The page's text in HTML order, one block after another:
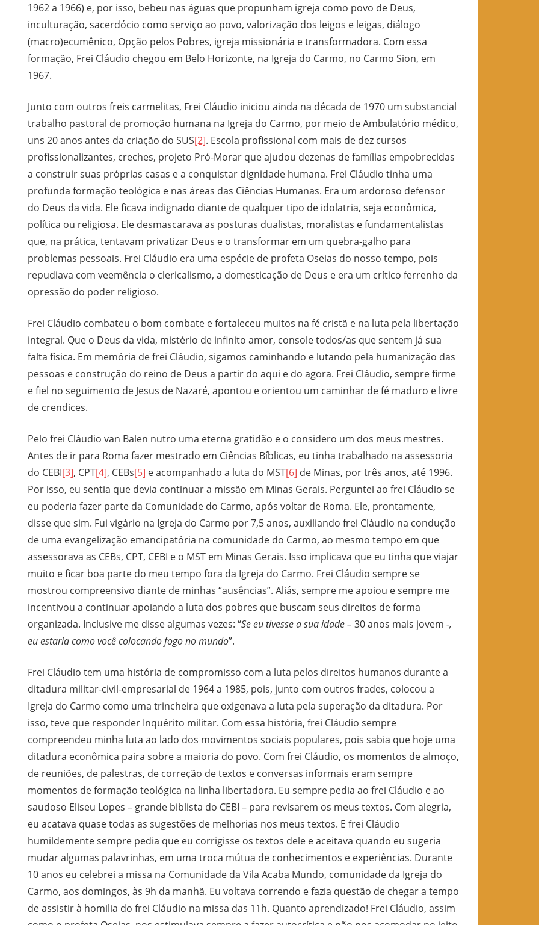
1962 a 1966) e, por isso, bebeu nas águas que propunham igreja como povo de Deus,
inculturação, sacerdócio como serviço ao povo, valorização dos leigos e leigas, diálogo
(macro)ecumênico, Opção pelos Pobres, igreja missionária e transformadora. Com essa
formação, Frei Cláudio chegou em Belo Horizonte, na Igreja do Carmo, no Carmo Sion, em
1967.
Junto com outros freis carmelitas, Frei Cláudio iniciou ainda na década de 1970 um substancial
trabalho pastoral de promoção humana na Igreja do Carmo, por meio de Ambulatório médico,
uns 20 anos antes da criação do SUS[2]. Escola profissional com mais de dez cursos
profissionalizantes, creches, projeto Pró-Morar que ajudou dezenas de famílias empobrecidas
a construir suas próprias casas e a conquistar dignidade humana. Frei Cláudio tinha uma
profunda formação teológica e nas áreas das Ciências Humanas. Era um ardoroso defensor
do Deus da vida. Ele ficava indignado diante de qualquer tipo de idolatria, seja econômica,
política ou religiosa. Ele desmascarava as posturas dualistas, moralistas e fundamentalistas
que, na prática, tentavam privatizar Deus e o transformar em um quebra-galho para
problemas pessoais. Frei Cláudio era uma espécie de profeta Oseias do nosso tempo, pois
repudiava com veemência o clericalismo, a domesticação de Deus e era um crítico ferrenho da
opressão do poder religioso.
Frei Cláudio combateu o bom combate e fortaleceu muitos na fé cristã e na luta pela libertação
integral. Que o Deus da vida, mistério de infinito amor, console todos/as que sentem já sua
falta física. Em memória de frei Cláudio, sigamos caminhando e lutando pela humanização das
pessoas e construção do reino de Deus a partir do aqui e do agora. Frei Cláudio, sempre firme
e fiel no seguimento de Jesus de Nazaré, apontou e orientou um caminhar de fé maduro e livre
de crendices.
Pelo frei Cláudio van Balen nutro uma eterna gratidão e o considero um dos meus mestres.
Antes de ir para Roma fazer mestrado em Ciências Bíblicas, eu tinha trabalhado na assessoria
do CEBI[3], CPT[4], CEBs[5] e acompanhado a luta do MST[6] de Minas, por três anos, até 1996.
Por isso, eu sentia que devia continuar a missão em Minas Gerais. Perguntei ao frei Cláudio se
eu poderia fazer parte da Comunidade do Carmo, após voltar de Roma. Ele, prontamente,
disse que sim. Fui vigário na Igreja do Carmo por 7,5 anos, auxiliando frei Cláudio na condução
de uma evangelização emancipatória na comunidade do Carmo, ao mesmo tempo em que
assessorava as CEBs, CPT, CEBI e o MST em Minas Gerais. Isso implicava que eu tinha que viajar
muito e ficar boa parte do meu tempo fora da Igreja do Carmo. Frei Cláudio sempre se
mostrou compreensivo diante de minhas “ausências”. Aliás, sempre me apoiou e sempre me
incentivou a continuar apoiando a luta dos pobres que buscam seus direitos de forma
organizada. Inclusive me disse algumas vezes: “Se eu tivesse a sua idade –30 anos mais jovem -,
eu estaria como você colocando fogo no mundo”.
Frei Cláudio tem uma história de compromisso com a luta pelos direitos humanos durante a
ditadura militar-civil-empresarial de 1964 a 1985, pois, junto com outros frades, colocou a
Igreja do Carmo como uma trincheira que oxigenava a luta pela superação da ditadura. Por
isso, teve que responder Inquérito militar. Com essa história, frei Cláudio sempre
compreendeu minha luta ao lado dos movimentos sociais populares, pois sabia que hoje uma
ditadura econômica paira sobre a maioria do povo. Com frei Cláudio, os momentos de almoço,
de reuniões, de palestras, de correção de textos e conversas informais eram sempre
momentos de formação teológica na linha libertadora. Eu sempre pedia ao frei Cláudio e ao
saudoso Eliseu Lopes – grande biblista do CEBI – para revisarem os meus textos. Com alegria,
eu acatava quase todas as sugestões de melhorias nos meus textos. E frei Cláudio
humildemente sempre pedia que eu corrigisse os textos dele e aceitava quando eu sugeria
mudar algumas palavrinhas, em uma troca mútua de conhecimentos e experiências. Durante
10 anos eu celebrei a missa na Comunidade da Vila Acaba Mundo, comunidade da Igreja do
Carmo, aos domingos, às 9h da manhã. Eu voltava correndo e fazia questão de chegar a tempo
de assistir à homilia do frei Cláudio na missa das 11h. Quanto aprendizado! Frei Cláudio, assim